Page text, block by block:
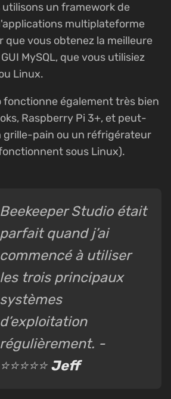
un framework de
multiplateforme
que vous obtenez la meilleure
MySQL, que vous utilisiez
Linux.
fonctionne également très bien
Raspberry Pi 3+, et peut-
grille-pain ou un réfrigérateur
sous Linux).
Beekeeper Studio était
parfait quand j’ai
commencé à utiliser
les trois principaux
systèmes
d’exploitation
régulièrement. -
⭐⭐⭐⭐⭐ Jeff